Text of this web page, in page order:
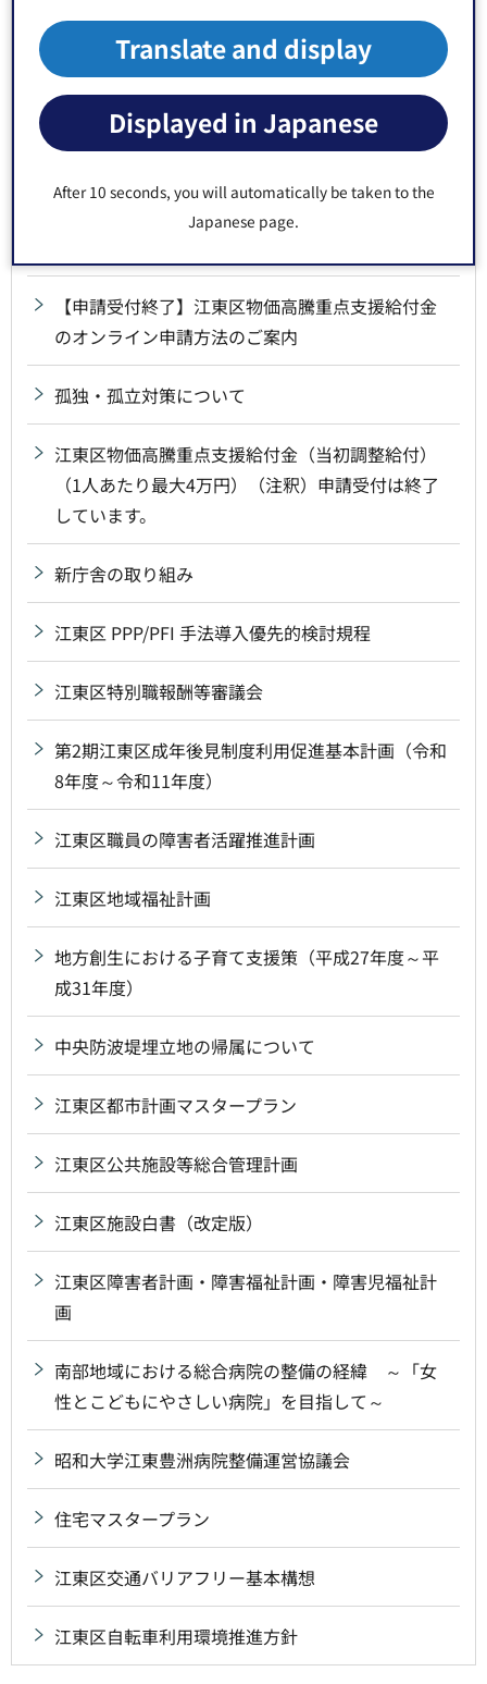
Translate and display
Displayed in Japanese
After 10 seconds, you will automatically be taken to the
Japanese page.
物価高騰対応重点支援地方創生臨時交付金につい
て
江東区DX推進計画
【申請受付終了】江東区物価高騰重点支援給付金
【申請受付終了】江東区物価高騰重点支援給付金
のオンライン申請方法のご案内
孤独・孤立対策について
江東区物価高騰重点支援給付金（当初調整給付）
（1人あたり最大4万円）（注釈）申請受付は終了
しています。
新庁舎の取り組み
江東区 PPP/PFI 手法導入優先的検討規程
江東区特別職報酬等審議会
第2期江東区成年後見制度利用促進基本計画（令和
8年度～令和11年度）
江東区職員の障害者活躍推進計画
江東区地域福祉計画
地方創生における子育て支援策（平成27年度～平
成31年度）
中央防波堤埋立地の帰属について
江東区都市計画マスタープラン
江東区公共施設等総合管理計画
江東区施設白書（改定版）
江東区障害者計画・障害福祉計画・障害児福祉計
画
南部地域における総合病院の整備の経緯 ～「女
性とこどもにやさしい病院」を目指して～
昭和大学江東豊洲病院整備運営協議会
住宅マスタープラン
江東区交通バリアフリー基本構想
江東区自転車利用環境推進方針